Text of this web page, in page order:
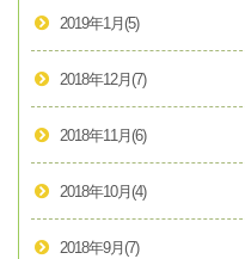
2019年1月 (5)
2018年12月 (7)
2018年11月 (6)
2018年10月 (4)
2018年9月 (7)